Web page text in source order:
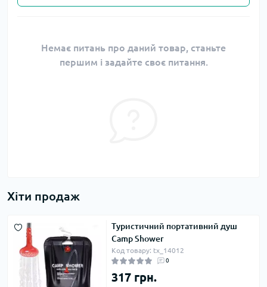
Немає питань про даний товар, станьте
першим і задайте своє питання.
Хіти продаж
Туристичний портативний душ
Camp Shower
Код товару: tx_14012
0
317 грн.